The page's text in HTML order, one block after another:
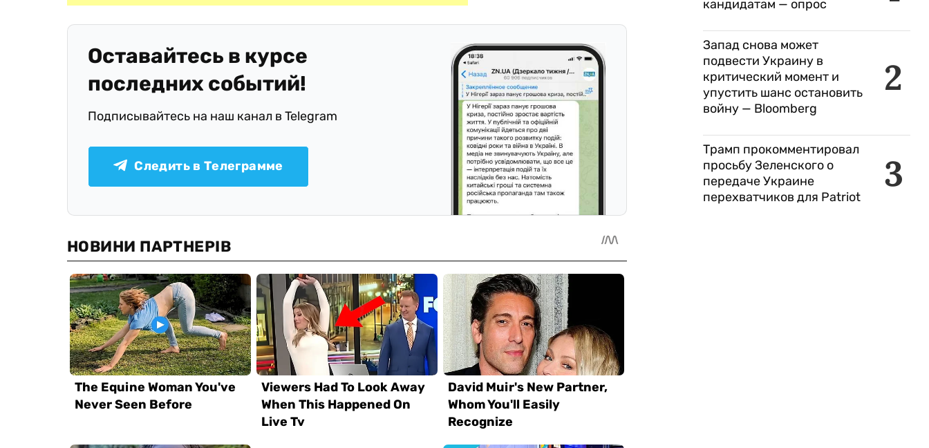
Оставайтесь в курсе
последних событий!
Подписывайтесь на наш канал в Telegram
Следить в Телеграмме
кандидатам — опрос
2
Запад снова может
подвести Украину в
критический момент и
упустить шанс остановить
войну — Bloomberg
3
Трамп прокомментировал
просьбу Зеленского о
передаче Украине
перехватчиков для Patriot